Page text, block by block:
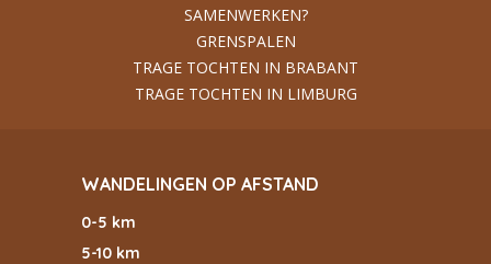
SAMENWERKEN?
GRENSPALEN
TRAGE TOCHTEN IN BRABANT
TRAGE TOCHTEN IN LIMBURG
WANDELINGEN OP AFSTAND
0-5 km
5-10 km